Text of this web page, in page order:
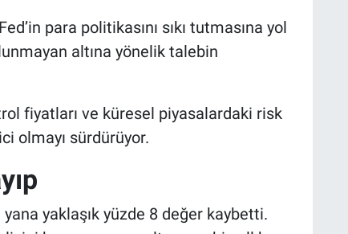
para politikasını sıkı tutmasına yol
altına yönelik talebin
fiyatları ve küresel piyasalardaki risk
olmayı sürdürüyor.
yana yaklaşık yüzde 8 değer kaybetti.